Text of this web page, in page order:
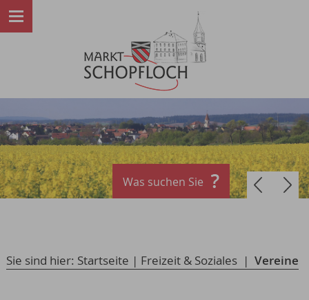
Was suchen Sie
Sie sind hier: Startseite | Freizeit & Soziales| Vereine